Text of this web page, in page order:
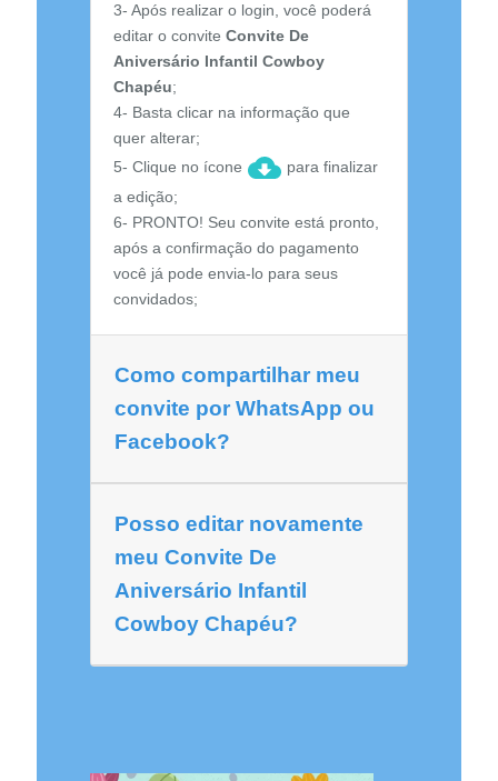
3- Após realizar o login, você poderá
editar o convite Convite De
Aniversário Infantil Cowboy
Chapéu;
4- Basta clicar na informação que
quer alterar;
5- Clique no ícone
para finalizar
a edição;
6- PRONTO! Seu convite está pronto,
após a confirmação do pagamento
você já pode envia-lo para seus
convidados;
Como compartilhar meu
convite por WhatsApp ou
Facebook?
Posso editar novamente
meu Convite De
Aniversário Infantil
Cowboy Chapéu?